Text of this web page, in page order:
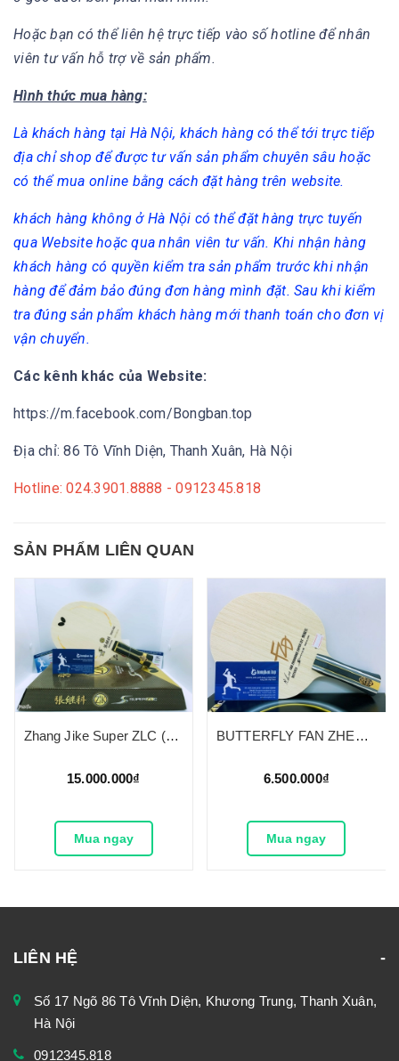
Hoặc bạn có thể liên hệ trực tiếp vào số hotline để nhân
viên tư vấn hỗ trợ về sản phẩm.
Hình thức mua hàng:
Là khách hàng tại Hà Nội, khách hàng có thể tới trực tiếp
địa chỉ shop để được tư vấn sản phẩm chuyên sâu hoặc
có thể mua online bằng cách đặt hàng trên website.
khách hàng không ở Hà Nội có thể đặt hàng trực tuyến
qua Website hoặc qua nhân viên tư vấn. Khi nhận hàng
khách hàng có quyền kiểm tra sản phẩm trước khi nhận
hàng để đảm bảo đúng đơn hàng mình đặt. Sau khi kiểm
tra đúng sản phẩm khách hàng mới thanh toán cho đơn vị
vận chuyển.
Các kênh khác của Website:
https://m.facebook.com/Bongban.top
Địa chỉ: 86 Tô Vĩnh Diện, Thanh Xuân, Hà Nội
Hotline: 024.3901.8888 - 0912345.818
SẢN PHẨM LIÊN QUAN
Zhang Jike Super ZLC (Ngừng Sản Xuất)
15.000.000₫
Mua ngay
BUTTERFLY FAN ZHENDONG SUPER ZLC
6.500.000₫
Mua ngay
LIÊN HỆ
Số 17 Ngõ 86 Tô Vĩnh Diện, Khương Trung, Thanh Xuân,
Hà Nội
0912345.818